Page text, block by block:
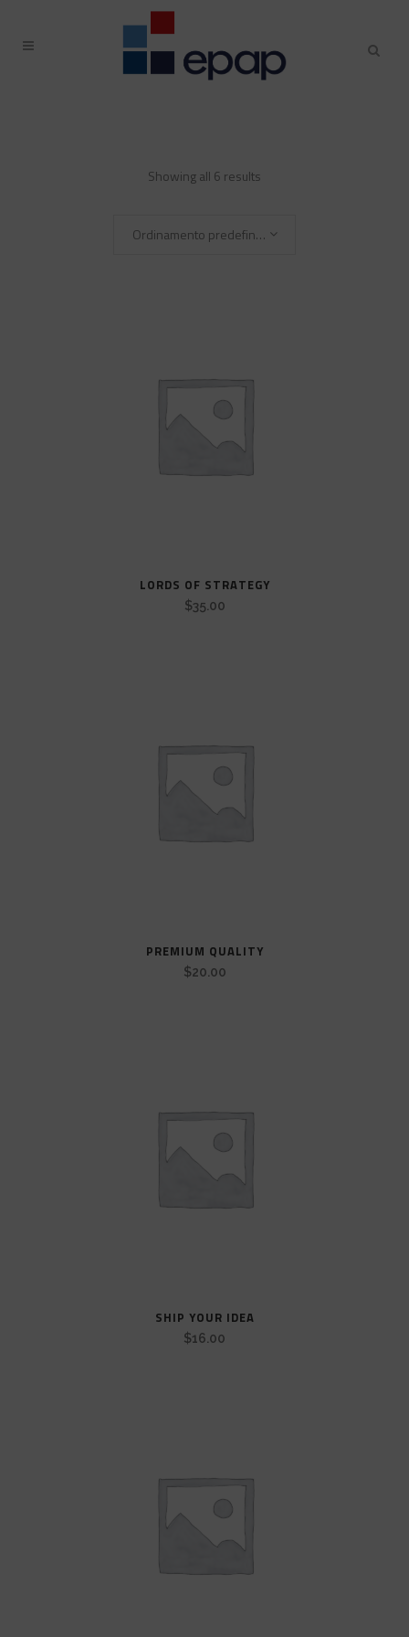
Showing all 6 results
Ordinamento predefinito
LORDS OF STRATEGY
$35.00
PREMIUM QUALITY
$20.00
SHIP YOUR IDEA
$16.00